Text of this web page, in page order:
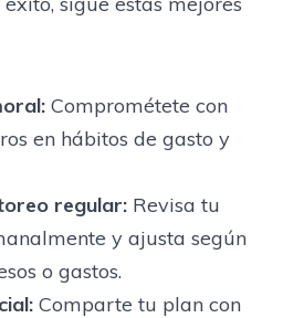
Comprométete con
en hábitos de gasto y
regular:Revisa tu
y ajusta según
o gastos.
Comparte tu plan con